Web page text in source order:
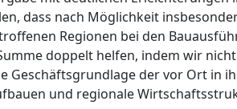
dass nach Möglichkeit
Regionen bei den
doppelt helfen, indem wir
Geschäftsgrundlage der vor Ort in
und regionale